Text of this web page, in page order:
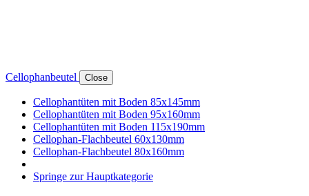
Cellophanbeutel Close
Cellophantüten mit Boden 85x145mm
Cellophantüten mit Boden 95x160mm
Cellophantüten mit Boden 115x190mm
Cellophan-Flachbeutel 60x130mm
Cellophan-Flachbeutel 80x160mm
Springe zur Hauptkategorie